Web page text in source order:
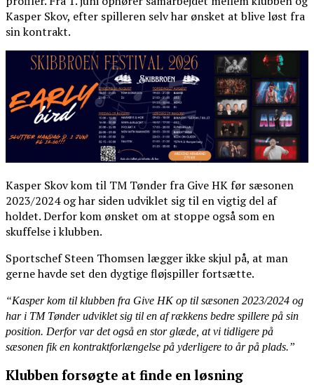
Kasper Skov, efter spilleren selv har ønsket at blive løst fra
sin kontrakt.
Kasper Skov kom til TM Tønder fra Give HK før sæsonen
2023/2024 og har siden udviklet sig til en vigtig del af
holdet. Derfor kom ønsket om at stoppe også som en
skuffelse i klubben.
Sportschef Steen Thomsen lægger ikke skjul på, at man
gerne havde set den dygtige fløjspiller fortsætte.
“Kasper kom til klubben fra Give HK op til sæsonen 2023/2024 og
har i TM Tønder udviklet sig til en af rækkens bedre spillere på sin
position. Derfor var det også en stor glæde, at vi tidligere på
sæsonen fik en kontraktforlængelse på yderligere to år på plads.”
Klubben forsøgte at finde en løsning